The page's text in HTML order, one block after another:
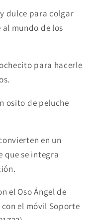
dulce para colgar
mundo de los
para hacerle
osito de peluche
en un
que se integra
el Oso Ángel de
el móvil Soporte